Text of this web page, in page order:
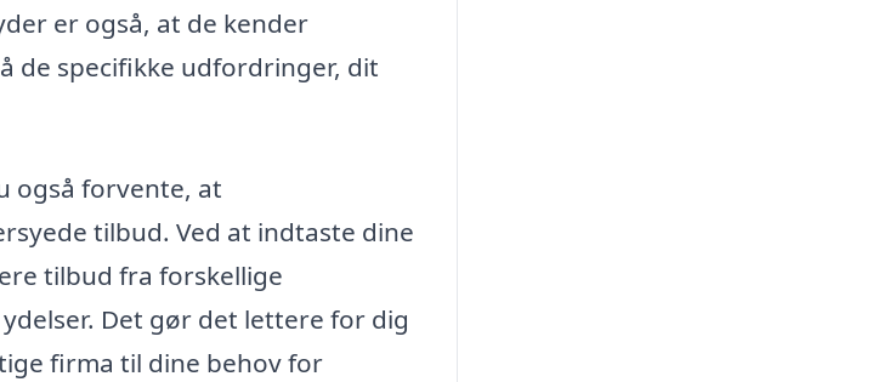
er også, at de kender
de specifikke udfordringer, dit
også forvente, at
tilbud. Ved at indtaste dine
tilbud fra forskellige
Det gør det lettere for dig
firma til dine behov for